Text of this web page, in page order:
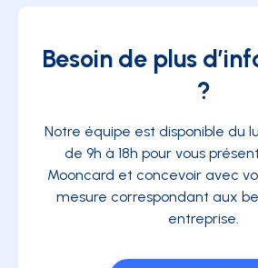
Besoin de plus
?
Notre équipe est disponible du
de 9h à 18h pour vous
Mooncard et concevoir avec
mesure correspondant aux
entreprise.